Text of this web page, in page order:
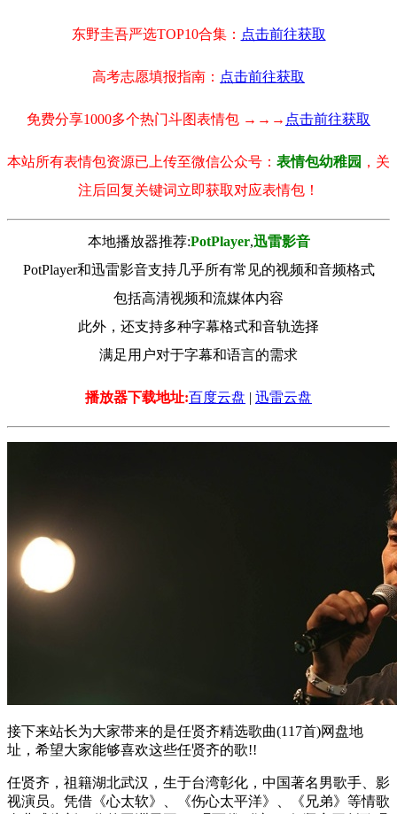
东野圭吾严选TOP10合集： 点击前往获取
高考志愿填报指南： 点击前往获取
免费分享1000多个热门斗图表情包 →→→ 点击前往获取
本站所有表情包资源已上传至微信公众号： 表情包幼稚园 ，关
注后回复关键词立即获取对应表情包！
本地播放器推荐:РotРlayer,迅雷影音
PotPlayer和迅雷影音支持几乎所有常见的视频和音频格式
包括高清视频和流媒体内容
此外，还支持多种字幕格式和音轨选择
满足用户对于字幕和语言的需求
播放器下载地址:百度云盘 | 迅雷云盘
接下来站长为大家带来的是任贤齐精选歌曲(117首)网盘地
址，希望大家能够喜欢这些任贤齐的歌!!
任贤齐，祖籍湖北武汉，生于台湾彰化，中国著名男歌手、影
视演员。凭借《心太软》、《伤心太平洋》、《兄弟》等情歌